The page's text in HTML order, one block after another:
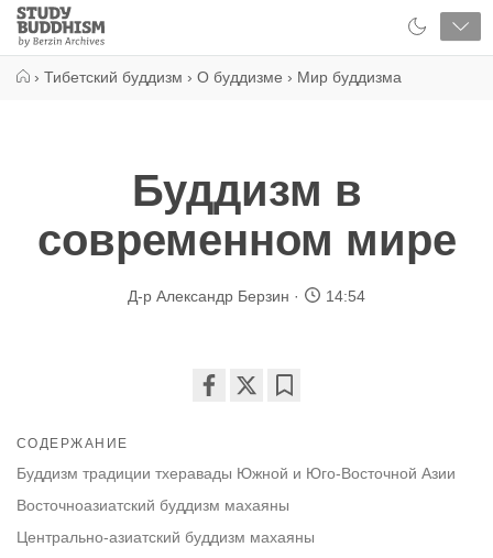
Close
Study
Buddhism
› Тибетский буддизм › О буддизме › Мир буддизма
Буддизм в
современном мире
Д-р Александр Берзин 14:54
facebook
СОДЕРЖАНИЕ
Буддизм традиции тхеравады Южной и Юго-Восточной Азии
Восточноазиатский буддизм махаяны
Центрально-азиатский буддизм махаяны